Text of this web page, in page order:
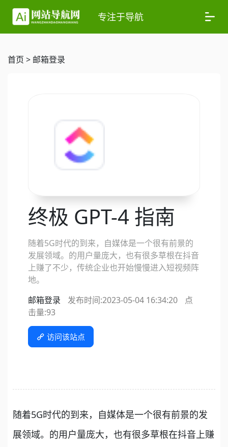
专注于导航
首页 > 邮箱登录
终极 GPT-4 指南
随着5G时代的到来，自媒体是一个很有前景的
发展领域。的用户量庞大，也有很多草根在抖音
上赚了不少，传统企业也开始慢慢进入短视频阵
地。
邮箱登录
发布时间:2023-05-04 16:34:20
点
击量:93
访问该站点
随着5G时代的到来，自媒体是一个很有前景的发
展领域。的用户量庞大，也有很多草根在抖音上赚